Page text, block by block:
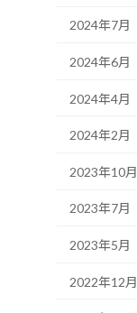
2024年7月
2024年6月
2024年4月
2024年2月
2023年10月
2023年7月
2023年5月
2022年12月